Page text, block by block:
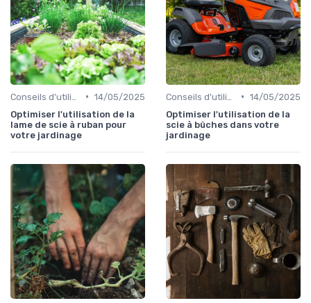
• 14/05/2025
Optimiser l'utilisation de la
lame de scie à ruban pour
votre jardinage
• 14/05/2025
Optimiser l'utilisation de la
scie à bûches dans votre
jardinage